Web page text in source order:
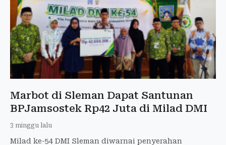
Marbot di Sleman Dapat Santunan
BPJamsostek Rp42 Juta di Milad DMI
3 minggu lalu
Milad ke-54 DMI Sleman diwarnai penyerahan